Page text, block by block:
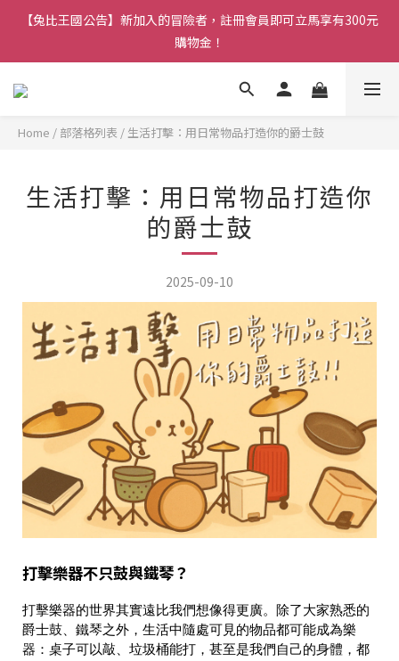
【兔比王國公告】新加入的冒險者，註冊會員即可立馬享有300元
購物金！
【兔比王國】正職夥伴招募中！詳情請洽官方LINE帳號
【兔比王國公告】新加入的冒險者，註冊會員即可立馬享有300元
Home / 部落格列表 / 生活打擊：用日常物品打造你的爵士鼓
生活打擊：用日常物品打造你
的爵士鼓
2025-09-10
打擊樂器不只鼓與鐵琴？
打擊樂器的世界其實遠比我們想像得更廣。除了大家熟悉的
爵士鼓、鐵琴之外，生活中隨處可見的物品都可能成為樂
器：桌子可以敲、垃圾桶能打，甚至是我們自己的身體，都